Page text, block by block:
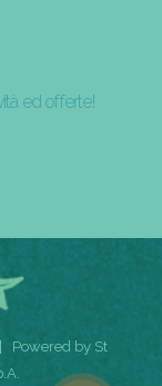
ed offerte!
Powered by St